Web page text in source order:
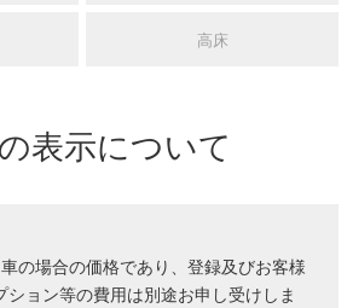
高床
表示について
の場合の価格であり、登録及びお客様
ョン等の費用は別途お申し受けしま